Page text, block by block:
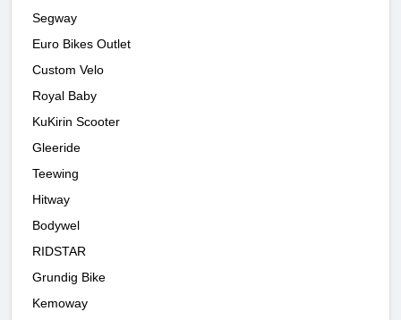
Segway
Euro Bikes Outlet
Custom Velo
Royal Baby
KuKirin Scooter
Gleeride
Teewing
Hitway
Bodywel
RIDSTAR
Grundig Bike
Kemoway